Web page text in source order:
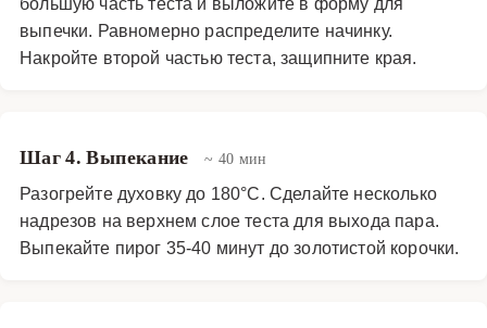
выпечки. Равномерно распределите начинку.
Накройте второй частью теста, защипните края.
Шаг 4. Выпекание ~ 40 мин
Разогрейте духовку до 180°C. Сделайте несколько
надрезов на верхнем слое теста для выхода пара.
Выпекайте пирог 35-40 минут до золотистой корочки.